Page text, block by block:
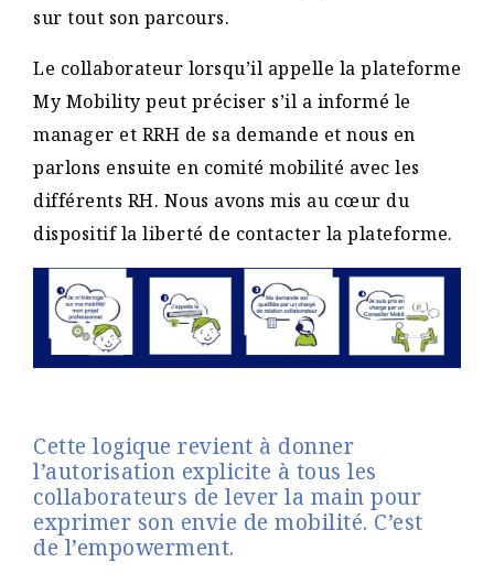
sur tout son parcours.
Le collaborateur lorsqu’il appelle la plateforme
My Mobility peut préciser s’il a informé le
manager et RRH de sa demande et nous en
parlons ensuite en comité mobilité avec les
différents RH. Nous avons mis au cœur du
dispositif la liberté de contacter la plateforme.
Cette logique revient à donner
l’autorisation explicite à tous les
collaborateurs de lever la main pour
exprimer son envie de mobilité. C’est
de l’empowerment.